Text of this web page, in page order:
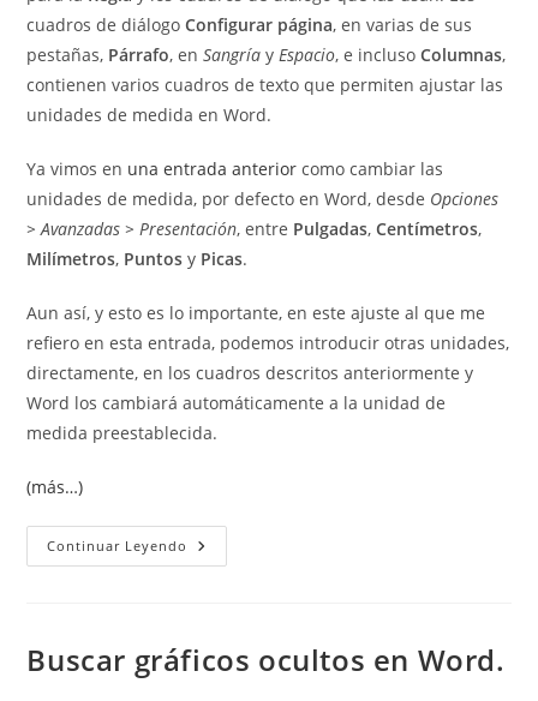
cuadros de diálogoConfigurar página, en varias de sus
pestañas, Párrafo, enSangría y Espacio, e inclusoColumnas,
contienen varios cuadros de texto que permiten ajustar las
unidades de medida en Word.
Ya vimos en una entrada anterior como cambiar las
unidades de medida, por defecto en Word, desde Opciones
> Avanzadas > Presentación, entre Pulgadas,Centímetros,
Milímetros, Puntosy Picas.
Aun así, y esto es lo importante, en este ajuste al que me
refiero en esta entrada, podemos introducir otras unidades,
directamente, en los cuadros descritos anteriormente y
Word los cambiará automáticamente a la unidad de
medida preestablecida.
(más…)
Continuar Leyendo Unidades
De
Buscar gráficos ocultos en Word.